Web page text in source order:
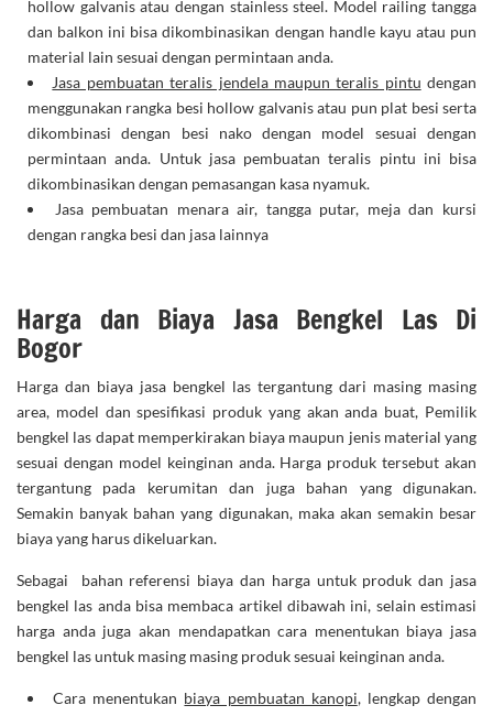
hollow galvanis atau dengan stainless steel. Model railing tangga
dan balkon ini bisa dikombinasikan dengan handle kayu atau pun
material lain sesuai dengan permintaan anda.
Jasa pembuatan teralis jendela maupun teralis pintu dengan
menggunakan rangka besi hollow galvanis atau pun plat besi serta
dikombinasi dengan besi nako dengan model sesuai dengan
permintaan anda. Untuk jasa pembuatan teralis pintu ini bisa
dikombinasikan dengan pemasangan kasa nyamuk.
Jasa pembuatan menara air, tangga putar, meja dan kursi
dengan rangka besi dan jasa lainnya
Harga dan Biaya Jasa Bengkel Las Di
Bogor
Harga dan biaya jasa bengkel las tergantung dari masing masing
area, model dan spesifikasi produk yang akan anda buat, Pemilik
bengkel las dapat memperkirakan biaya maupun jenis material yang
sesuai dengan model keinginan anda. Harga produk tersebut akan
tergantung pada kerumitan dan juga bahan yang digunakan.
Semakin banyak bahan yang digunakan, maka akan semakin besar
biaya yang harus dikeluarkan.
Sebagai bahan referensi biaya dan harga untuk produk dan jasa
bengkel las anda bisa membaca artikel dibawah ini, selain estimasi
harga anda juga akan mendapatkan cara menentukan biaya jasa
bengkel las untuk masing masing produk sesuai keinginan anda.
Cara menentukan biaya pembuatan kanopi, lengkap dengan